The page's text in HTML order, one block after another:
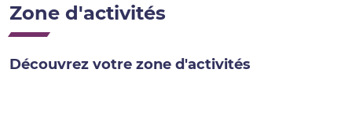
Zone d'activités
Découvrez votre zone d'activités